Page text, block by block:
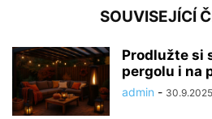
SOUVISEJÍCÍ
Prodlužte si
pergolu i na
admin - 30.9.2025